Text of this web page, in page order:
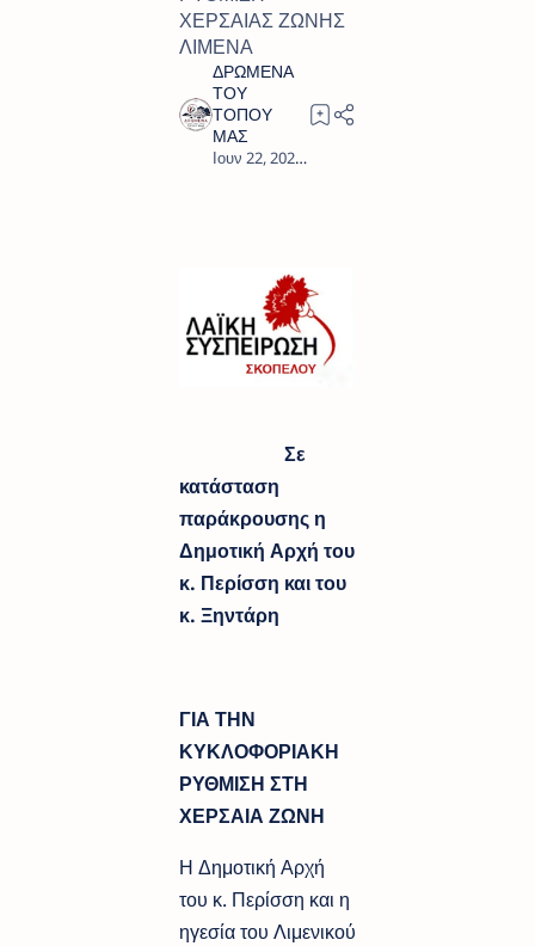
ΧΕΡΣΑΙΑΣ ΖΩΝΗΣ
ΛΙΜΕΝΑ
Σε
κατάσταση
παράκρουσης η
Δημοτική Αρχή του
κ. Περίσση και του
κ. Ξηντάρη
ΓΙΑ ΤΗΝ
ΚΥΚΛΟΦΟΡΙΑΚΗ
ΡΥΘΜΙΣΗ ΣΤΗ
ΧΕΡΣΑΙΑ ΖΩΝΗ
Η Δημοτική Αρχή
του κ. Περίσση και η
ηγεσία του Λιμενικού